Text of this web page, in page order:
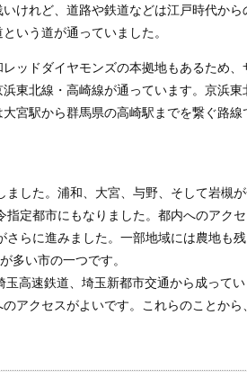
けれど、道路や鉄道などは江戸時代か
いう道が通っていました。
ッドダイヤモンズの本拠地もあるため
東北線・高崎線が通っています。京浜
宮駅から群馬県の高崎駅までを繋ぐ路
した。浦和、大宮、与野、そして岩槻
定都市にもなりました。都内へのアク
らに進みました。一部地域には農地も
多い市の一つです。
高速鉄道、埼玉新都市交通から成って
アクセスがよいです。これらのことから